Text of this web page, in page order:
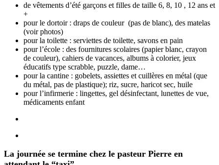
de vêtements d’été garçons et filles de taille 6, 8, 10 , 12 ans et
+
pour le dortoir : draps de couleur (pas de blanc), des matelas
(voir photos)
pour la toilette : serviettes de toilette, savons en pain
pour l’école : des fournitures scolaires (papier blanc, crayon
de couleur), cahiers de vacances, albums à colorier, jeux
éducatifs type scrabble, puzzle, dame…
pour la cantine : gobelets, assiettes et cuillères en métal (que
du métal, pas de plastique); riz, sucre, haricot sec, huile
pour l’infirmerie : lingettes, gel désinfectant, lunettes de vue,
médicaments enfant
La journée se termine chez le pasteur Pierre en